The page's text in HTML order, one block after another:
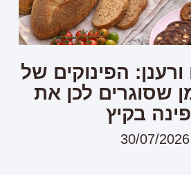
הפינוקים של
שסוגרים לכן את
בקיץ
30/07/2026